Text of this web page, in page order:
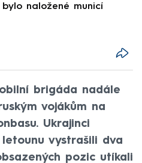
naložené municí
brigáda nadále
vojákům na
Ukrajinci
vystrašili dva
pozic utíkali